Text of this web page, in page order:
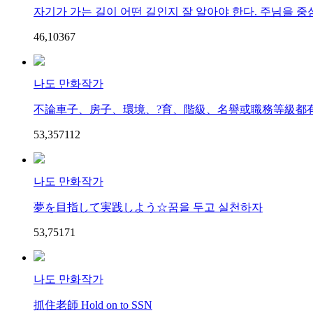
자기가 가는 길이 어떤 길인지 잘 알아야 한다. 주님을 중
46,10367
나도 만화작가
不論車子、房子、環境、?育、階級、名譽或職務等級都
53,35711 2
나도 만화작가
夢を目指して実践しよう☆꿈을 두고 실천하자
53,751 71
나도 만화작가
抓住老師 Hold on to SSN